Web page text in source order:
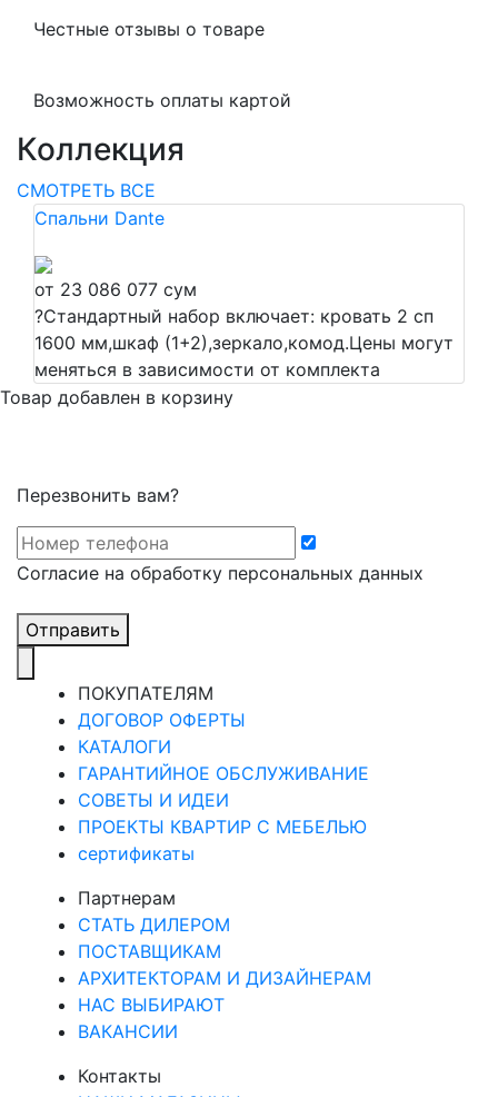
Честные отзывы о товаре
Возможность оплаты картой
Коллекция
СМОТРЕТЬ ВСЕ
Спальни Dante
от 23 086 077 сум
?Стандартный набор включает: кровать 2 сп
1600 мм,шкаф (1+2),зеркало,комод.Цены могут
меняться в зависимости от комплекта
Товар добавлен в корзину
Перезвонить вам?
Cогласие на обработку персональных данных
Отправить
ПОКУПАТЕЛЯМ
ДОГОВОР ОФЕРТЫ
КАТАЛОГИ
ГАРАНТИЙНОЕ ОБСЛУЖИВАНИЕ
СОВЕТЫ И ИДЕИ
ПРОЕКТЫ КВАРТИР С МЕБЕЛЬЮ
сертификаты
Партнерам
СТАТЬ ДИЛЕРОМ
ПОСТАВЩИКАМ
АРХИТЕКТОРАМ И ДИЗАЙНЕРАМ
НАС ВЫБИРАЮТ
ВАКАНСИИ
Контакты